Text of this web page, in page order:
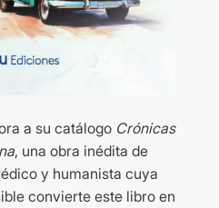
a su catálogo Crónicas
, una obra inédita de
y humanista cuya
convierte este libro en